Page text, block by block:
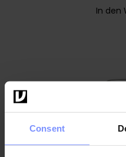
Consent
In den